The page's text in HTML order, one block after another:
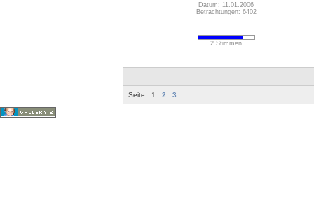
Datum: 11.01.2006
Betrachtungen: 6402
2 Stimmen
Seite: 1 2 3